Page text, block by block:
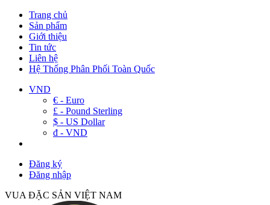
Trang chủ
Sản phẩm
Giới thiệu
Tin tức
Liên hệ
Hệ Thống Phân Phối Toàn Quốc
VND
€ - Euro
£ - Pound Sterling
$ - US Dollar
đ - VND
Đăng ký
Đăng nhập
VUA ĐẶC SẢN VIỆT NAM